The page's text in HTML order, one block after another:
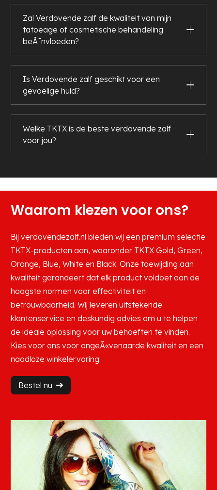
Zal Verdovende zalf de kwaliteit van mijn
tatoeage of cosmetische behandeling
beÃ¯nvloeden?
Is Verdovende zalf geschikt voor een
gevoelige huid?
Welke TKTX is de beste verdovende zalf
voor jou?
Waarom kiezen voor ons?
Bij verdovendezalf.nl bieden wij een premium selectie
TKTX-producten aan, waaronder TKTX Gold, Green,
Orange, Blue, White en Black. Onze toewijding aan
kwaliteit garandeert dat elk product voldoet aan de
hoogste normen voor effectiviteit en
betrouwbaarheid. Wij leveren uitstekende
klantenservice en deskundig advies om u te helpen
de ideale oplossing voor uw behoeften te vinden.
Kies voor ons voor ongeÃ«venaarde kwaliteit en een
naadloze winkelervaring.
Bestel nu